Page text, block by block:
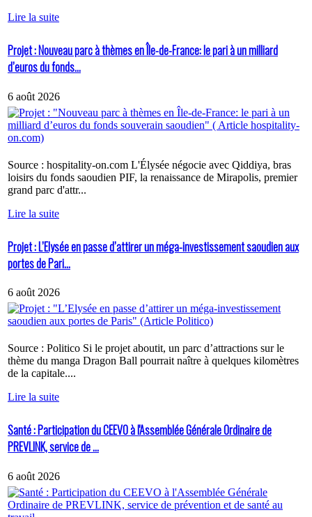
Lire la suite
Projet : Nouveau parc à thèmes en Île-de-France: le pari à un milliard
d’euros du fonds...
6 août 2026
Source : hospitality-on.com L'Élysée négocie avec Qiddiya, bras
loisirs du fonds saoudien PIF, la renaissance de Mirapolis, premier
grand parc d'attr...
Lire la suite
Projet : L’Elysée en passe d’attirer un méga-investissement saoudien aux
portes de Pari...
6 août 2026
Source : Politico Si le projet aboutit, un parc d’attractions sur le
thème du manga Dragon Ball pourrait naître à quelques kilomètres
de la capitale....
Lire la suite
Santé : Participation du CEEVO à l'Assemblée Générale Ordinaire de
PREVLINK, service de ...
6 août 2026